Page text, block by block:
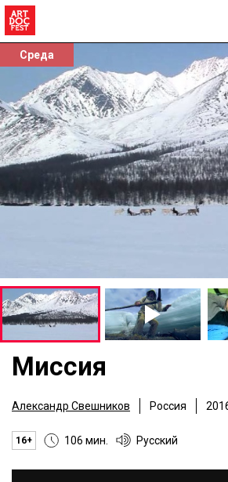
Среда
Миссия
Александр Свешников Россия
16+ 106 мин. Русский